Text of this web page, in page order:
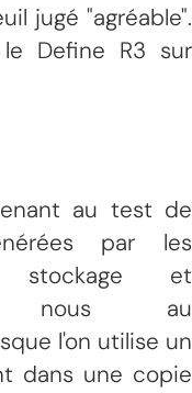
jugé "agréable".
Define R3 sur
au test de
par les
et
nous au
l'on utilise un
dans une copie